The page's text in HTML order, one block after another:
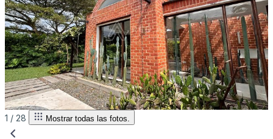
1 / 28 Mostrar todas las fotos.